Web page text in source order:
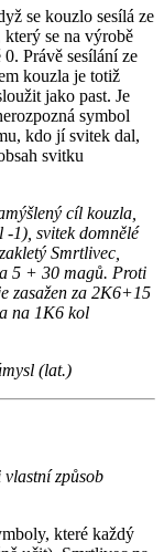
se kouzlo sesílá ze
se na výrobě
Právě sesílání ze
kouzla je totiž
jako past. Je
symbol
kdo jí svitek dal,
svitku
cíl kouzla,
-1), svitek domnělé
Smrtlivec,
5 + 30 magů. Proti
zasažen za 2K6+15
na 1K6 kol
(lat.)
způsob
které každý